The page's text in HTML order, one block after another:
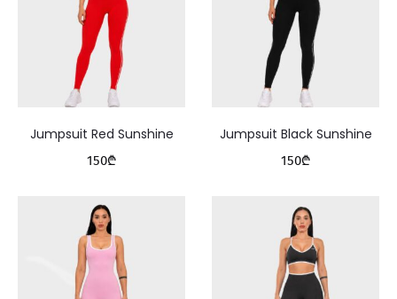
Jumpsuit Red Sunshine
150₾
Jumpsuit Black Sunshine
150₾